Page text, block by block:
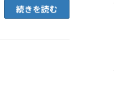
続きを読む